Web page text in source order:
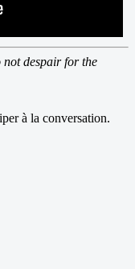
not despair for the
à la conversation.